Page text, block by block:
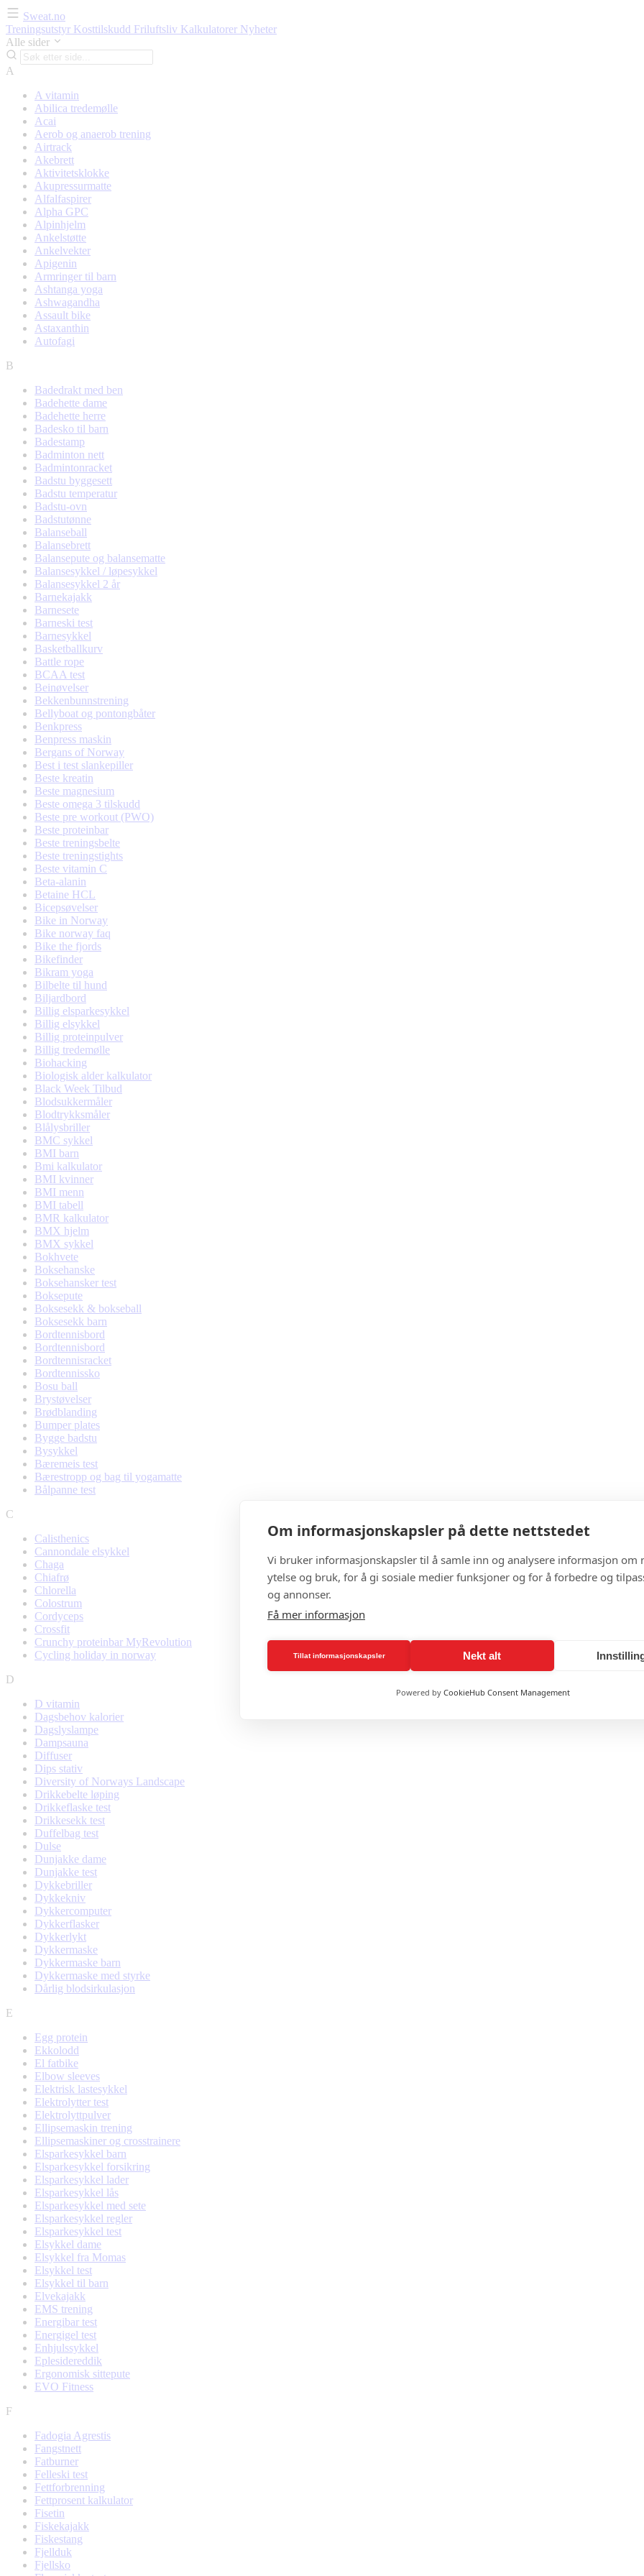
Sweat.no
Treningsutstyr Kosttilskudd Friluftsliv Kalkulatorer Nyheter
Alle sider
A
A vitamin
Abilica tredemølle
Acai
Aerob og anaerob trening
Airtrack
Akebrett
Aktivitetsklokke
Akupressurmatte
Alfalfaspirer
Alpha GPC
Alpinhjelm
Ankelstøtte
Ankelvekter
Apigenin
Armringer til barn
Ashtanga yoga
Ashwagandha
Assault bike
Astaxanthin
Autofagi
B
Badedrakt med ben
Badehette dame
Badehette herre
Badesko til barn
Badestamp
Badminton nett
Badmintonracket
Badstu byggesett
Badstu temperatur
Badstu-ovn
Badstutønne
Balanseball
Balansebrett
Balansepute og balansematte
Balansesykkel / løpesykkel
Balansesykkel 2 år
Barnekajakk
Barnesete
Barneski test
Barnesykkel
Basketballkurv
Battle rope
BCAA test
Beinøvelser
Bekkenbunnstrening
Bellyboat og pontongbåter
Benkpress
Benpress maskin
Bergans of Norway
Best i test slankepiller
Beste kreatin
Beste magnesium
Beste omega 3 tilskudd
Beste pre workout (PWO)
Beste proteinbar
Beste treningsbelte
Beste treningstights
Beste vitamin C
Beta-alanin
Betaine HCL
Bicepsøvelser
Bike in Norway
Bike norway faq
Bike the fjords
Bikefinder
Bikram yoga
Bilbelte til hund
Biljardbord
Billig elsparkesykkel
Billig elsykkel
Billig proteinpulver
Billig tredemølle
Biohacking
Biologisk alder kalkulator
Black Week Tilbud
Blodsukkermåler
Blodtrykksmåler
Blålysbriller
BMC sykkel
BMI barn
Bmi kalkulator
BMI kvinner
BMI menn
BMI tabell
BMR kalkulator
BMX hjelm
BMX sykkel
Bokhvete
Boksehanske
Boksehansker test
Boksepute
Boksesekk & bokseball
Boksesekk barn
Bordtennisbord
Bordtennisbord
Bordtennisracket
Bordtennissko
Bosu ball
Brystøvelser
Brødblanding
Bumper plates
Bygge badstu
Bysykkel
Bæremeis test
Bærestropp og bag til yogamatte
Bålpanne test
C
Calisthenics
Cannondale elsykkel
Chaga
Chiafrø
Chlorella
Colostrum
Cordyceps
Crossfit
Crunchy proteinbar MyRevolution
Cycling holiday in norway
D
D vitamin
Dagsbehov kalorier
Dagslyslampe
Dampsauna
Diffuser
Dips stativ
Diversity of Norways Landscape
Drikkebelte løping
Drikkeflaske test
Drikkesekk test
Duffelbag test
Dulse
Dunjakke dame
Dunjakke test
Dykkebriller
Dykkekniv
Dykkercomputer
Dykkerflasker
Dykkerlykt
Dykkermaske
Dykkermaske barn
Dykkermaske med styrke
Dårlig blodsirkulasjon
E
Egg protein
Ekkolodd
El fatbike
Elbow sleeves
Elektrisk lastesykkel
Elektrolytter test
Elektrolyttpulver
Ellipsemaskin trening
Ellipsemaskiner og crosstrainere
Elsparkesykkel barn
Elsparkesykkel forsikring
Elsparkesykkel lader
Elsparkesykkel lås
Elsparkesykkel med sete
Elsparkesykkel regler
Elsparkesykkel test
Elsykkel dame
Elsykkel fra Momas
Elsykkel test
Elsykkel til barn
Elvekajakk
EMS trening
Energibar test
Energigel test
Enhjulssykkel
Eplesidereddik
Ergonomisk sittepute
EVO Fitness
F
Fadogia Agrestis
Fangstnett
Fatburner
Felleski test
Fettforbrenning
Fettprosent kalkulator
Fisetin
Fiskekajakk
Fiskestang
Fjellduk
Fjellsko
Om informasjonskapsler på dette nettstedet
Vi bruker informasjonskapsler til å samle inn og analysere informasjon om
ytelse og bruk, for å gi sosiale medier funksjoner og for å forbedre og
og annonser.
Få mer informasjon
Tillat informasjonskapsler Nekt alt
Powered by CookieHub Consent Management